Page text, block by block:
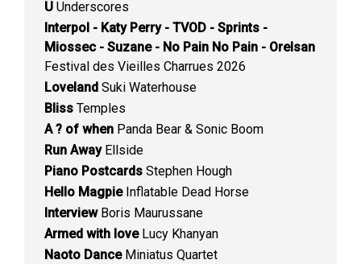
U Underscores
Interpol - Katy Perry - TVOD - Sprints -
Miossec - Suzane - No Pain No Pain - Orelsan
Festival des Vieilles Charrues 2026
Loveland Suki Waterhouse
Bliss Temples
A ? of when Panda Bear & Sonic Boom
Run AwayEllside
Piano Postcards Stephen Hough
Hello MagpieInflatable Dead Horse
InterviewBoris Maurussane
Armed with loveLucy Khanyan
Naoto DanceMiniatus Quartet